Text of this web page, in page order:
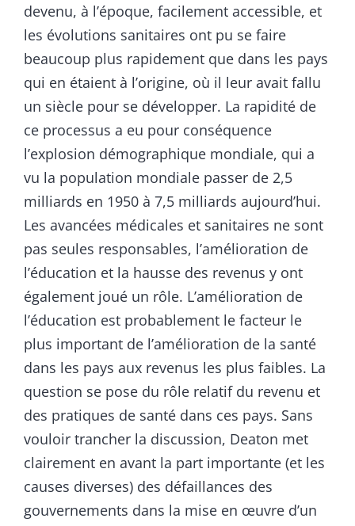
devenu, à l’époque, facilement accessible, et
les évolutions sanitaires ont pu se faire
beaucoup plus rapidement que dans les pays
qui en étaient à l’origine, où il leur avait fallu
un siècle pour se développer. La rapidité de
ce processus a eu pour conséquence
l’explosion démographique mondiale, qui a
vu la population mondiale passer de 2,5
milliards en 1950 à 7,5 milliards aujourd’hui.
Les avancées médicales et sanitaires ne sont
pas seules responsables, l’amélioration de
l’éducation et la hausse des revenus y ont
également joué un rôle. L’amélioration de
l’éducation est probablement le facteur le
plus important de l’amélioration de la santé
dans les pays aux revenus les plus faibles. La
question se pose du rôle relatif du revenu et
des pratiques de santé dans ces pays. Sans
vouloir trancher la discussion, Deaton met
clairement en avant la part importante (et les
causes diverses) des défaillances des
gouvernements dans la mise en œuvre d’un